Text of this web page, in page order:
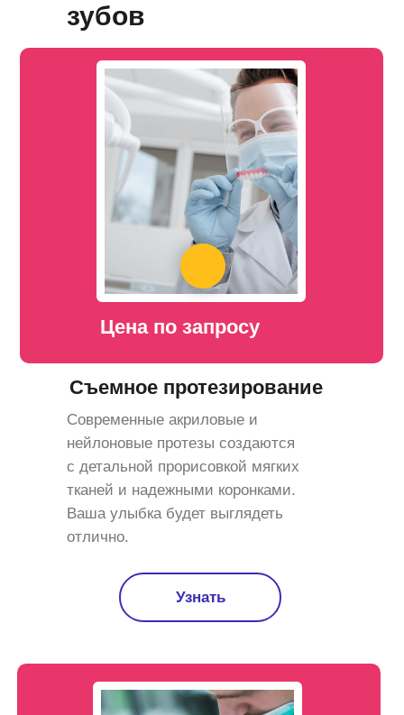
зубов
Современные акриловые и
нейлоновые протезы создаются
с детальной прорисовкой мягких
тканей и надежными коронками.
Ваша улыбка будет выглядеть
отлично.
Съемное протезирование
Узнать
Цена по запросу